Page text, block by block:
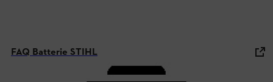
FAQ Batterie STIHL